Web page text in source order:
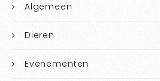
Algemeen
Dieren
Evenementen